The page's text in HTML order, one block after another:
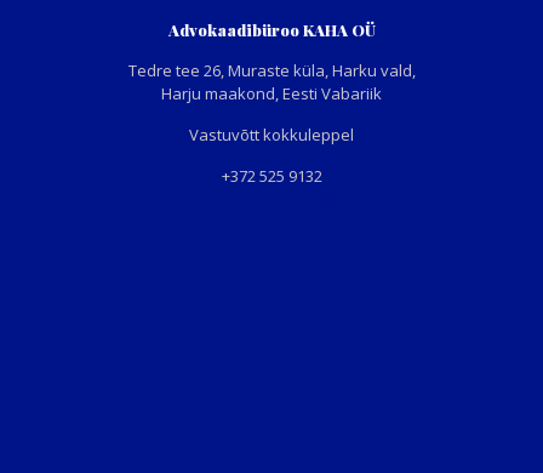
Advokaadibüroo KAHA OÜ
Tedre tee 26, Muraste küla, Harku vald,
Harju maakond, Eesti Vabariik
Vastuvõtt kokkuleppel
+372 525 9132